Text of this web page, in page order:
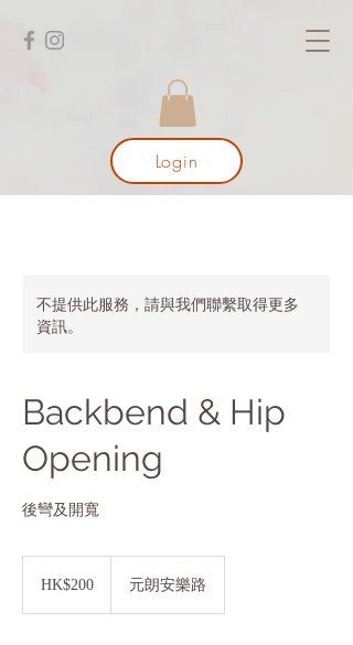
Login
不提供此服務，請與我們聯繫取得更多
資訊。
Backbend & Hip
Opening
後彎及開寬
HK$200 元朗安樂路